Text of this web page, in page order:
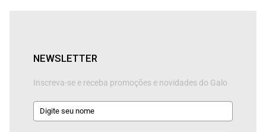
NEWSLETTER
Inscreva-se e receba promoções e novidades do Galo